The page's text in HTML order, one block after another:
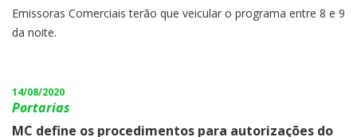
Voz do Brasil.
Emissoras Comerciais terão que veicular o programa entre 8 e 9
da noite.
14/08/2020
Portarias
MC define os procedimentos para autorizações do